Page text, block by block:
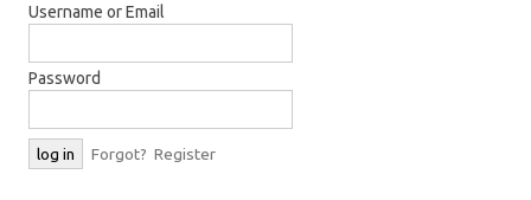
Username or Email
Password
Forgot? Register